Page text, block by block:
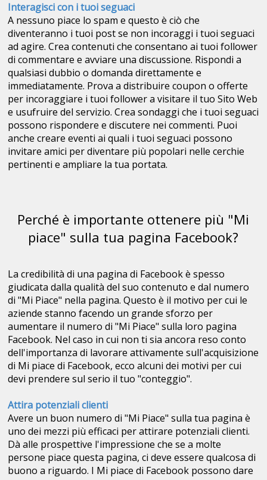
Interagisci con i tuoi seguaci
A nessuno piace lo spam e questo è ciò che
diventeranno i tuoi post se non incoraggi i tuoi seguaci
ad agire. Crea contenuti che consentano ai tuoi follower
di commentare e avviare una discussione. Rispondi a
qualsiasi dubbio o domanda direttamente e
immediatamente. Prova a distribuire coupon o offerte
per incoraggiare i tuoi follower a visitare il tuo Sito Web
e usufruire del servizio. Crea sondaggi che i tuoi seguaci
possono rispondere e discutere nei commenti. Puoi
anche creare eventi ai quali i tuoi seguaci possono
invitare amici per diventare più popolari nelle cerchie
pertinenti e ampliare la tua portata.
Perché è importante ottenere più "Mi
piace" sulla tua pagina Facebook?
La credibilità di una pagina di Facebook è spesso
giudicata dalla qualità del suo contenuto e dal numero
di "Mi Piace" nella pagina. Questo è il motivo per cui le
aziende stanno facendo un grande sforzo per
aumentare il numero di "Mi Piace" sulla loro pagina
Facebook. Nel caso in cui non ti sia ancora reso conto
dell'importanza di lavorare attivamente sull'acquisizione
di Mi piace di Facebook, ecco alcuni dei motivi per cui
devi prendere sul serio il tuo "conteggio".
Attira potenziali clienti
Avere un buon numero di "Mi Piace" sulla tua pagina è
uno dei mezzi più efficaci per attirare potenziali clienti.
Dà alle prospettive l'impressione che se a molte
persone piace questa pagina, ci deve essere qualcosa di
buono a riguardo. I Mi piace di Facebook possono dare